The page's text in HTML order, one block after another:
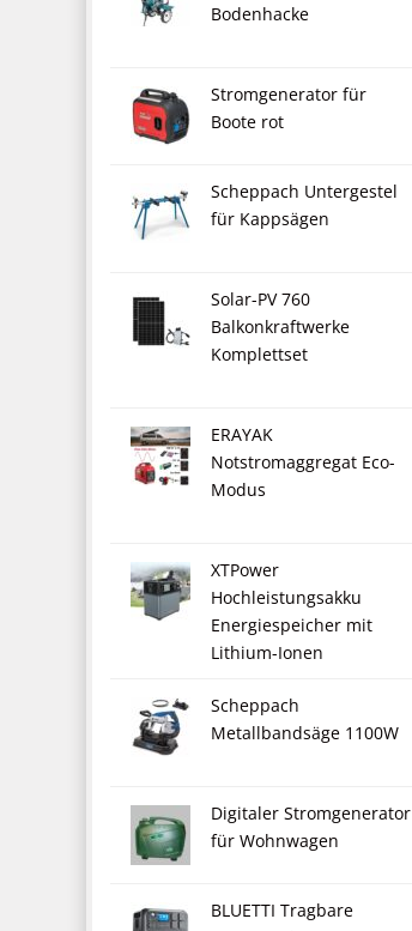
Bodenhacke
Stromgenerator für
Boote rot
Scheppach Untergestel
für Kappsägen
Solar-PV 760
Balkonkraftwerke
Komplettset
ERAYAK
Notstromaggregat Eco-
Modus
XTPower
Hochleistungsakku
Energiespeicher mit
Lithium-Ionen
Scheppach
Metallbandsäge 1100W
Digitaler Stromgenerator
für Wohnwagen
BLUETTI Tragbare